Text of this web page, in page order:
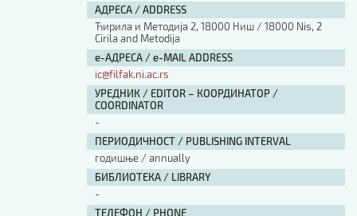
АДРЕСА / ADDRESS
Ћирила и Методија 2, 18000 Ниш / 18000 Nis, 2
Cirila and Metodija
е-АДРЕСА / e-MAIL ADDRESS
ic@filfak.ni.ac.rs
УРЕДНИК / EDITOR – КООРДИНАТОР /
COORDINATOR
-
ПЕРИОДИЧНОСТ / PUBLISHING INTERVAL
годишње / annually
БИБЛИОТЕКА / LIBRARY
-
ТЕЛЕФОН / PHONE